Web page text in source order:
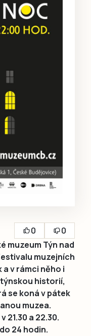
0
0
muzeum Týn nad
muzejních
a v rámci něho i
historií,
se koná v pátek
muzea.
21.30 a 22.30.
24 hodin.